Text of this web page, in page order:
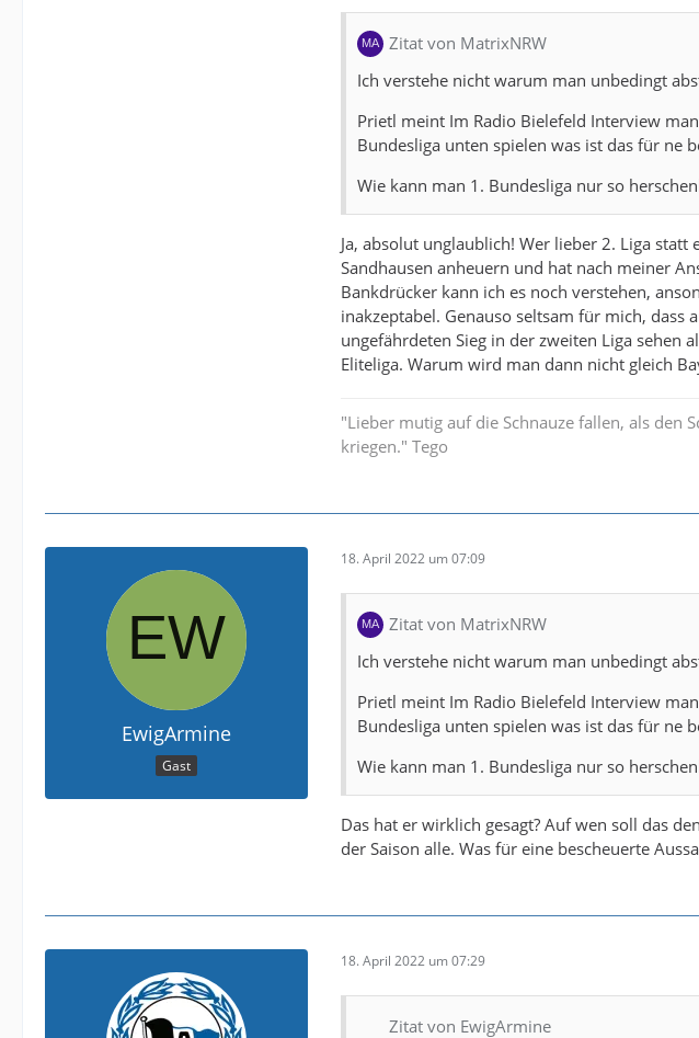
Zitat von MatrixNRW
Ich verstehe nicht warum man unbedingt
Prietl meint Im Radio Bielefeld Interview
Bundesliga unten spielen was ist das für ne
Wie kann man 1. Bundesliga nur so
Ja, absolut unglaublich! Wer lieber 2. Liga
Sandhausen anheuern und hat nach meiner
Bankdrücker kann ich es noch verstehen,
inakzeptabel. Genauso seltsam für mich,
ungefährdeten Sieg in der zweiten Liga sehen
Eliteliga. Warum wird man dann nicht gleich
"Lieber mutig auf die Schnauze fallen, als den
kriegen." Tego
EwigArmine
Gast
18. April 2022 um 07:09
Zitat von MatrixNRW
Ich verstehe nicht warum man unbedingt
Prietl meint Im Radio Bielefeld Interview
Bundesliga unten spielen was ist das für ne
Wie kann man 1. Bundesliga nur so
Das hat er wirklich gesagt? Auf wen soll das
der Saison alle. Was für eine bescheuerte
18. April 2022 um 07:29
Zitat von EwigArmine